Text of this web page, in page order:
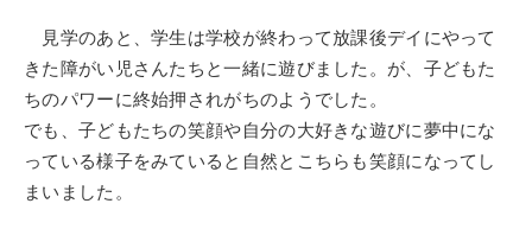
見学のあと、学生は学校が終わって放課後デイにやって
きた障がい児さんたちと一緒に遊びました。が、子どもた
ちのパワーに終始押されがちのようでした。
でも、子どもたちの笑顔や自分の大好きな遊びに夢中にな
っている様子をみていると自然とこちらも笑顔になってし
まいました。